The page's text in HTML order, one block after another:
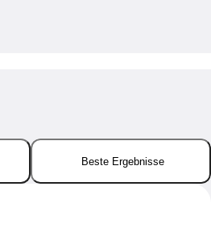
Beste Ergebnisse